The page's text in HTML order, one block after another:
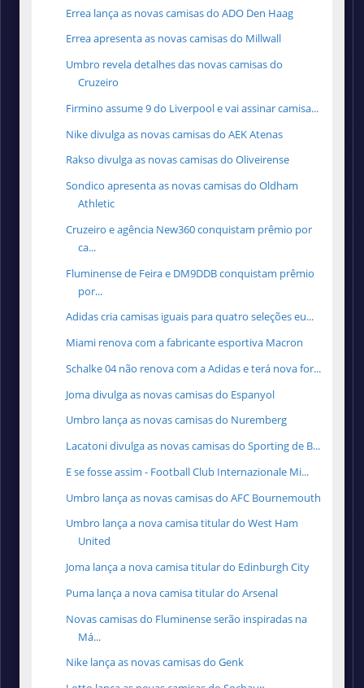
Errea lança as novas camisas do ADO Den Haag
Errea apresenta as novas camisas do Millwall
Umbro revela detalhes das novas camisas do
Cruzeiro
Firmino assume 9 do Liverpool e vai assinar camisa...
Nike divulga as novas camisas do AEK Atenas
Rakso divulga as novas camisas do Oliveirense
Sondico apresenta as novas camisas do Oldham
Athletic
Cruzeiro e agência New360 conquistam prêmio por
ca...
Fluminense de Feira e DM9DDB conquistam prêmio
por...
Adidas cria camisas iguais para quatro seleções eu...
Miami renova com a fabricante esportiva Macron
Schalke 04 não renova com a Adidas e terá nova for...
Joma divulga as novas camisas do Espanyol
Umbro lança as novas camisas do Nuremberg
Lacatoni divulga as novas camisas do Sporting de B...
E se fosse assim - Football Club Internazionale Mi...
Umbro lança as novas camisas do AFC Bournemouth
Umbro lança a nova camisa titular do West Ham
United
Joma lança a nova camisa titular do Edinburgh City
Puma lança a nova camisa titular do Arsenal
Novas camisas do Fluminense serão inspiradas na
Má...
Nike lança as novas camisas do Genk